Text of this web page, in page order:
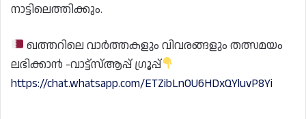
നാട്ടിലെത്തിക്കും.
ഖത്തറിലെ വാർത്തകളും വിവരങ്ങളും തത്സമയം
ലഭിക്കാൻ -വാട്ട്സ്ആപ്പ് ഗ്രൂപ്പ്
https://chat.whatsapp.com/ETZibLnOU6HDxQYluvP8Yi